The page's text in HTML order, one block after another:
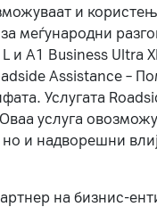
и
меѓународни
и A1 Business Ultra
Assistance –
Услугата
услуга
и надворешни
на бизнис-